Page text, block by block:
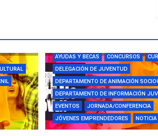
AYUDAS Y BECAS CONCURSOS
DELEGACIÓN DE JUVENTUD
DEPARTAMENTO DE ANIMACIÓN
DEPARTAMENTO DE INFORMACIÓN
EVENTOS
JORNADA/CONFERENCIA
JÓVENES EMPRENDEDORES
NOTICIA